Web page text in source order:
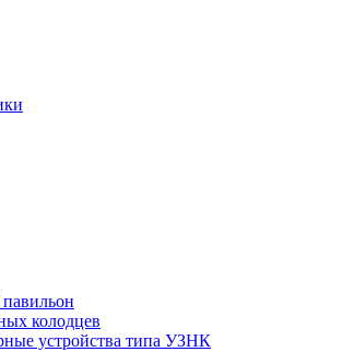
колодцев
устройства типа УЗНК